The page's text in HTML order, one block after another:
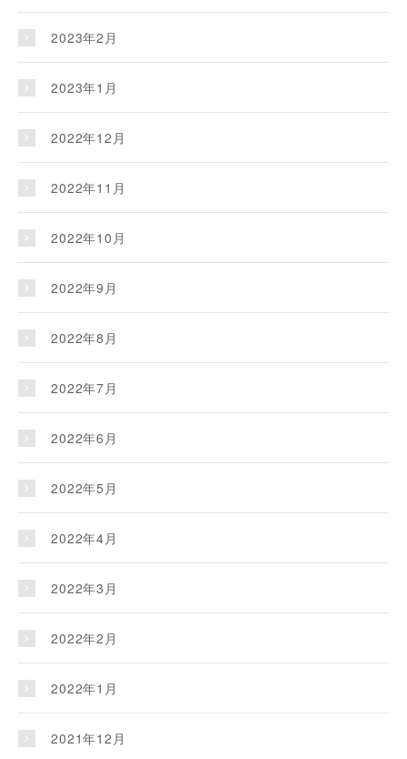
2023年2月
2023年1月
2022年12月
2022年11月
2022年10月
2022年9月
2022年8月
2022年7月
2022年6月
2022年5月
2022年4月
2022年3月
2022年2月
2022年1月
2021年12月